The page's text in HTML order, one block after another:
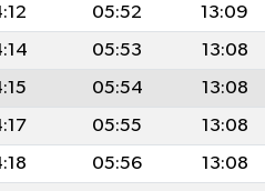
05:52 13:09
05:53 13:08
05:54 13:08
05:55 13:08
05:56 13:08